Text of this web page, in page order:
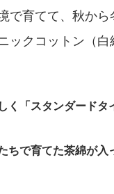
育てて、秋から
クコットン（
く「スタンダードタ
ちで育てた茶綿が